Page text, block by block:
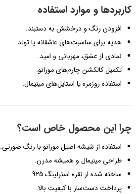
کاربردها و موارد استفاده
افزودن رنگ و درخشش به دستبند.
هدیه برای مناسبت‌های عاشقانه یا تولد.
نمادی از عشق، مهربانی و امید.
تکمیل کالکشن چارم‌های مورانو.
استفاده روزمره یا استایل‌های مینیمال.
چرا این محصول خاص است؟
استفاده از شیشه اصیل مورانو با رنگ صورتی.
طراحی مینیمال و همیشه مدرن.
ساخته شده از نقره استرلینگ 925.
پرداخت دست‌ساز با کیفیت بالا.